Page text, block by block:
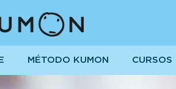
MÉTODO KUMON CURSOS